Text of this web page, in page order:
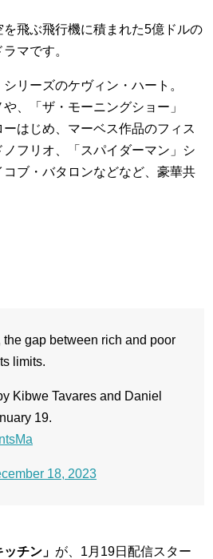
飛ぶ飛行機に積まれた5億ドルの
マです。
リーズのケヴィン・ハート。
、「ザ・モーニングショー」
ーはじめ、マーベス作品のフィス
フリオ、「スパイダーマン」シ
ブ・バタロンなどなど、豪華共
the gap between rich and poor
limits.
Kibwe Tavares and Daniel
19.
18, 2023
ッチン」 が、1月19日配信スター